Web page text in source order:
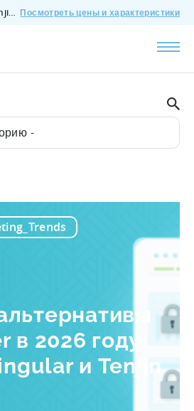
🔥 Полный доступ к Tenjin за $200/месяц - все функции, без дополнений, отмена в любое время. Посмотреть цены и характеристики
-
в 2026 году:
и Tenjin